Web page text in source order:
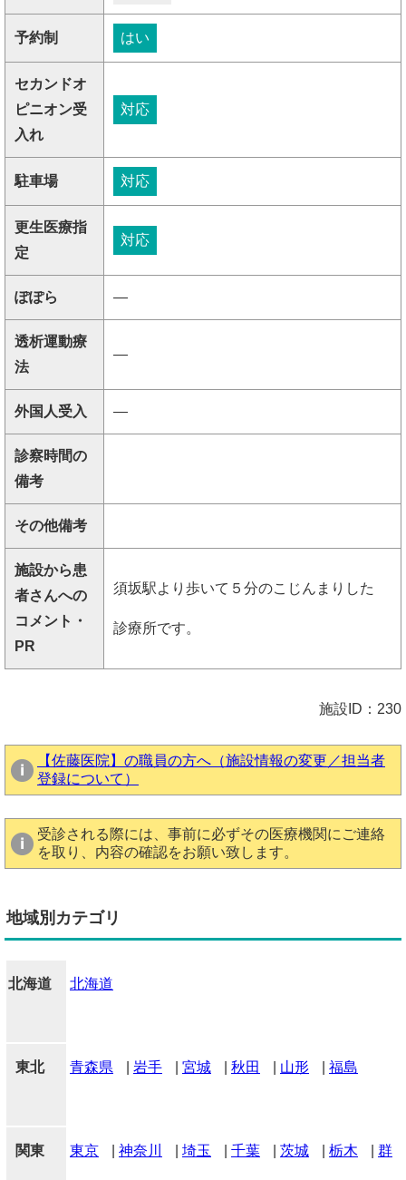
予約制 はい
セカンドオ
ピニオン受
入れ
対応
駐車場 対応
更生医療指
定
対応
ぽぽら ―
透析運動療
法
―
外国人受入 ―
診察時間の
備考
その他備考
施設から患
者さんへの
コメント・
PR
須坂駅より歩いて５分のこじんまりした
診療所です。
施設ID：230
【佐藤医院】の職員の方へ（施設情報の変更／担当者
登録について）
受診される際には、事前に必ずその医療機関にご連絡
を取り、内容の確認をお願い致します。
地域別カテゴリ
北海道 北海道
東北 青森県 岩手 宮城 秋田 山形 福島
関東 東京 神奈川 埼玉 千葉 茨城 栃木 群